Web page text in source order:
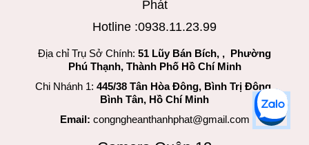
Phát
Hotline :0938.11.23.99
Địa chỉ Trụ Sở Chính: 51 Lũy Bán Bích, , Phường
Phú Thạnh, Thành Phố Hồ Chí Minh
Chi Nhánh 1: 445/38 Tân Hòa Đông, Bình Trị Đông,
Bình Tân, Hồ Chí Minh
Email: congngheanthanhphat@gmail.com